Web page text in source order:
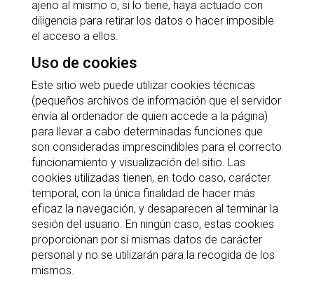
ajeno al mismo o, si lo tiene, haya actuado con
diligencia para retirar los datos o hacer imposible
el acceso a ellos.
Uso de cookies
Este sitio web puede utilizar cookies técnicas
(pequeños archivos de información que el servidor
envía al ordenador de quien accede a la página)
para llevar a cabo determinadas funciones que
son consideradas imprescindibles para el correcto
funcionamiento y visualización del sitio. Las
cookies utilizadas tienen, en todo caso, carácter
temporal, con la única finalidad de hacer más
eficaz la navegación, y desaparecen al terminar la
sesión del usuario. En ningún caso, estas cookies
proporcionan por sí mismas datos de carácter
personal y no se utilizarán para la recogida de los
mismos.